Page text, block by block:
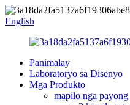
English
Panimalay
Laboratoryo sa Disenyo
Mga Produkto
mapilo nga payong